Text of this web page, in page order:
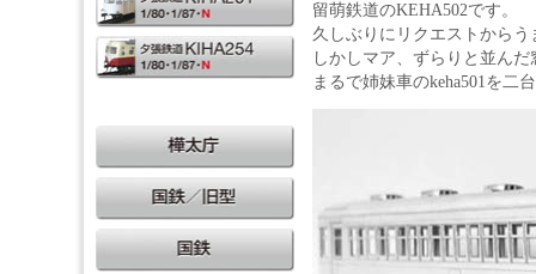
留萌鉄道のKEHA502です。
久しぶりにリクエストから
しかしマア、ずらりと並ん
まるで姉妹車のkeha501を二